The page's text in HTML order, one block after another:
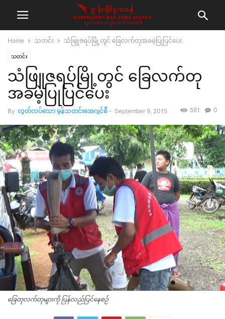
Home သတင်း သံဖြူဇရပ်မြို့တွင် ခြေလက်တုအခမဲ့ပြုပြင်ပေး
သတင်း
သံဖြူဇရပ်မြို့တွင် ခြေလက်တု
အခမဲ့ပြုပြင်ပေး
By လွတ်လပ်သော မွန်သတင်းအေဂျင်စီ - September 9, 2015 0
561
ခြေတုလက်တုများကို ပြန်လည်ပြင်နေစဉ်